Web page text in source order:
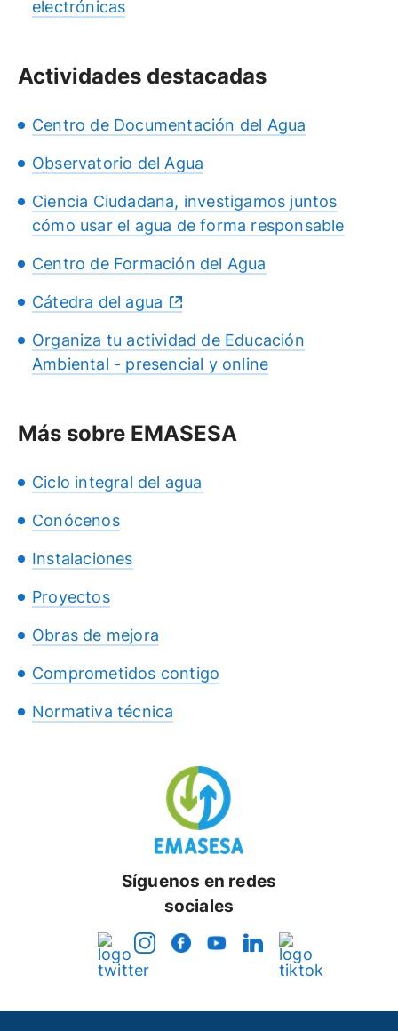
electrónicas
Actividades destacadas
Centro de Documentación del Agua
Observatorio del Agua
Ciencia Ciudadana, investigamos juntos
cómo usar el agua de forma responsable
Centro de Formación del Agua
Cátedra del agua
Organiza tu actividad de Educación
Ambiental - presencial y online
Más sobre EMASESA
Ciclo integral del agua
Conócenos
Instalaciones
Proyectos
Obras de mejora
Comprometidos contigo
Normativa técnica
Síguenos en redes
sociales